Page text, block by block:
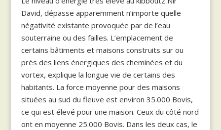
David, dépasse apparemment n’importe quelle
négativité existante provoquée par de l’eau
souterraine ou des failles. L’emplacement de
certains bâtiments et maisons construits sur ou
près des liens énergiques des cheminées et du
vortex, explique la longue vie de certains des
habitants. La force moyenne pour des maisons
situées au sud du fleuve est environ 35.000 Bovis,
ce qui est élevé pour une maison. Ceux du côté nord
ont en moyenne 25.000 Bovis. Dans les deux cas, le